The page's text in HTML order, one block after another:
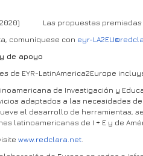
Las propuestas premiadas
comuníquese con eyr-
de apoyo
de EYR-LatinAmerica2Europe
de Investigación y
adaptados a las necesidades
el desarrollo de herramientas,
latinoamericanas de I + E y de
www.redclara.net